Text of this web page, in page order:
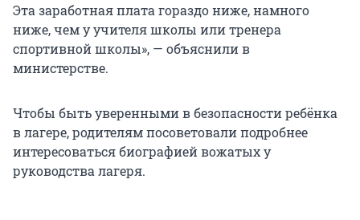
Эта заработная плата гораздо ниже, намного
ниже, чем у учителя школы или тренера
спортивной школы», — объяснили в
министерстве.
Чтобы быть уверенными в безопасности ребёнка
в лагере, родителям посоветовали подробнее
интересоваться биографией вожатых у
руководства лагеря.